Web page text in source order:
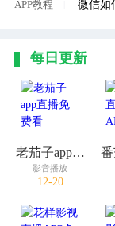
APP教程 微信如
每日更新
老茄子app直播免费看
影音播放
12-20